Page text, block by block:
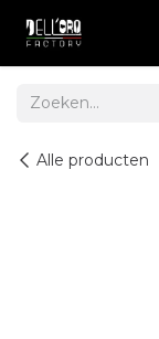
Alle producten